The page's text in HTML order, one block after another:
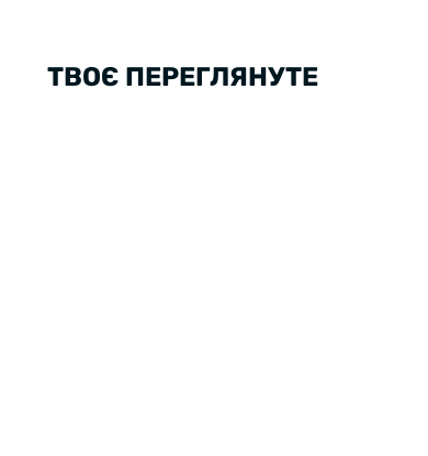
ТВОЄ ПЕРЕГЛЯНУТЕ